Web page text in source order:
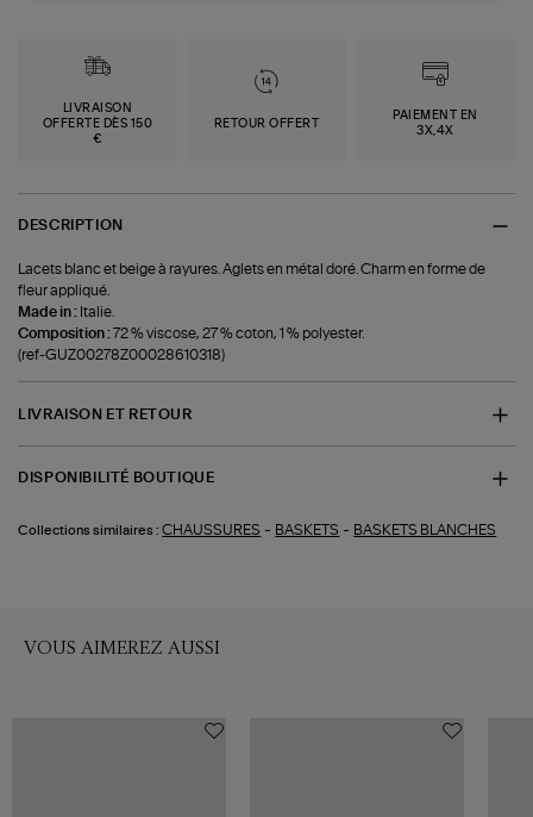
LIVRAISON
OFFERTE DÈS 150
€
RETOUR OFFERT
PAIEMENT EN
3X,4X
DESCRIPTION
Lacets blanc et beige à rayures. Aglets en métal doré. Charm en forme de
fleur appliqué.
Made in : Italie.
Composition : 72 % viscose, 27 % coton, 1 % polyester.
(ref-GUZ00278Z00028610318)
LIVRAISON ET RETOUR
DISPONIBILITÉ BOUTIQUE
Collections similaires : CHAUSSURES - BASKETS - BASKETS BLANCHES
VOUS AIMEREZ AUSSI